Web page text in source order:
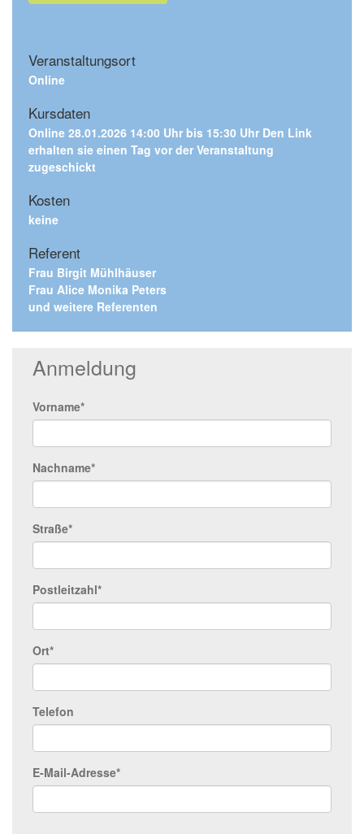
Veranstaltungsort
Online
Kursdaten
Online 28.01.2026 14:00 Uhr bis 15:30 Uhr Den Link
erhalten sie einen Tag vor der Veranstaltung
zugeschickt
Kosten
keine
Referent
Frau Birgit Mühlhäuser
Frau Alice Monika Peters
und weitere Referenten
Anmeldung
Vorname*
Nachname*
Straße*
Postleitzahl*
Ort*
Telefon
E-Mail-Adresse*